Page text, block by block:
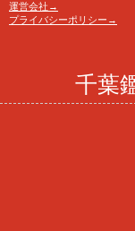
運営会社→
プライバシーポリシー→
千葉